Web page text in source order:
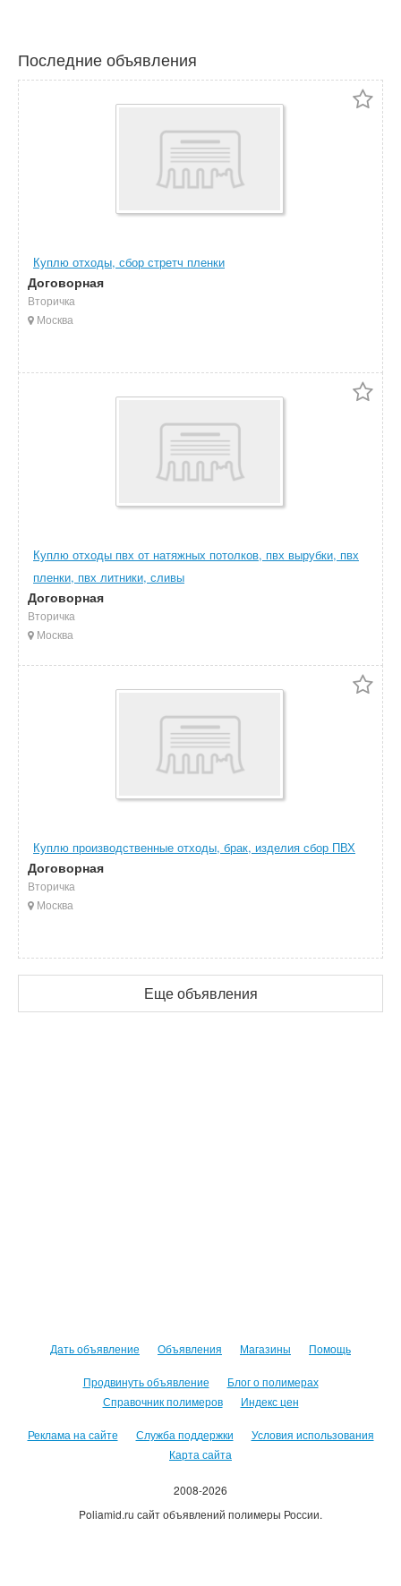
Последние объявления
Куплю отходы, сбор стретч пленки
Договорная
Вторичка
Москва
Куплю отходы пвх от натяжных потолков, пвх вырубки, пвх
пленки, пвх литники, сливы
Договорная
Вторичка
Москва
Куплю производственные отходы, брак, изделия сбор ПВХ
Договорная
Вторичка
Москва
Еще объявления
Дать объявление Объявления Магазины Помощь
Продвинуть объявление
Блог о полимерах
Справочник полимеров
Индекс цен
Реклама на сайте Служба поддержки
Условия использования
Карта сайта
2008-2026
Poliamid.ru сайт объявлений полимеры России.